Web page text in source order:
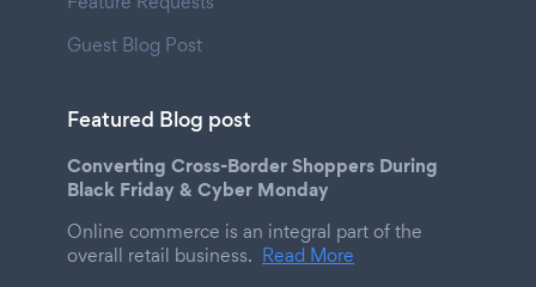
Guest Blog Post
Featured Blog post
Converting Cross-Border Shoppers During
Black Friday & Cyber Monday
Online commerce is an integral part of the
overall retail business. Read More